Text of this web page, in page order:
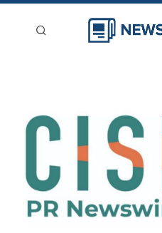
登入